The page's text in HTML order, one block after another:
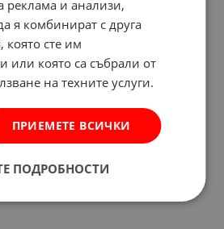
реклама и анализи,
я комбинират с друга
сте им
или която са събрали от
на техните услуги.
ПРИЕМЕТЕ ВСИЧКИ
ПОДРОБНОСТИ